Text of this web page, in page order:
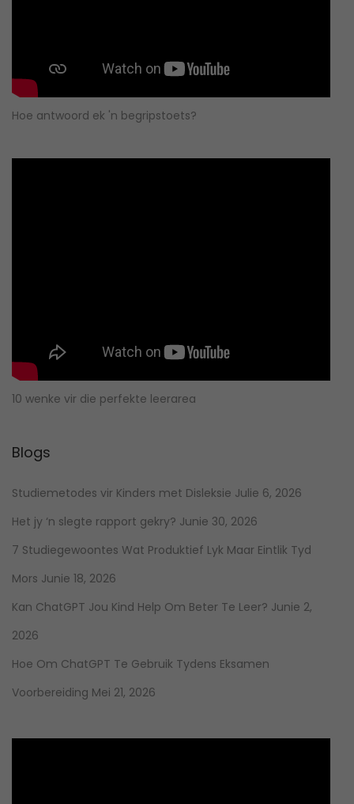
Hoe antwoord ek 'n begripstoets?
10 wenke vir die perfekte leerarea
Blogs
Studiemetodes vir Kinders met Disleksie Julie 6, 2026
Het jy ‘n slegte rapport gekry? Junie 30, 2026
7 Studiegewoontes Wat Produktief Lyk Maar Eintlik Tyd
Mors Junie 18, 2026
Kan ChatGPT Jou Kind Help Om Beter Te Leer? Junie 2,
2026
Hoe Om ChatGPT Te Gebruik Tydens Eksamen
Voorbereiding Mei 21, 2026